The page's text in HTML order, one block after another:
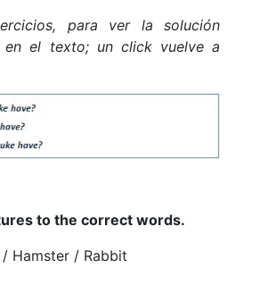
para ver la solución
en el texto; un click vuelve a
to the correct words.
Hamster / Rabbit